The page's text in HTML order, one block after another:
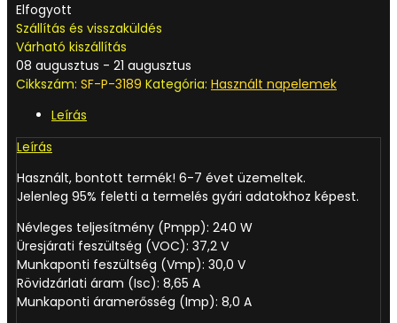
Elfogyott
Szállítás és visszaküldés
Várható kiszállítás
08 augusztus - 21 augusztus
Cikkszám: SF-P-3189 Kategória: Használt napelemek
Leírás
Leírás
Használt, bontott termék! 6-7 évet üzemeltek.
Jelenleg 95% feletti a termelés gyári adatokhoz képest.
Névleges teljesítmény (Pmpp): 240 W
Üresjárati feszültség (VOC): 37,2 V
Munkaponti feszültség (Vmp): 30,0 V
Rövidzárlati áram (Isc): 8,65 A
Munkaponti áramerősség (Imp): 8,0 A